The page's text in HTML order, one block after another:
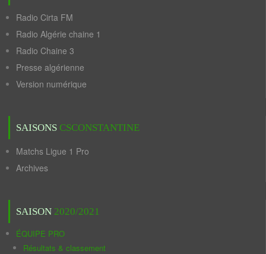
Radio Cirta FM
Radio Algérie chaine 1
Radio Chaine 3
Presse algérienne
Version numérique
SAISONS CSCONSTANTINE
Matchs Ligue 1 Pro
Archives
SAISON 2020/2021
ÉQUIPE PRO
Résultats & classement